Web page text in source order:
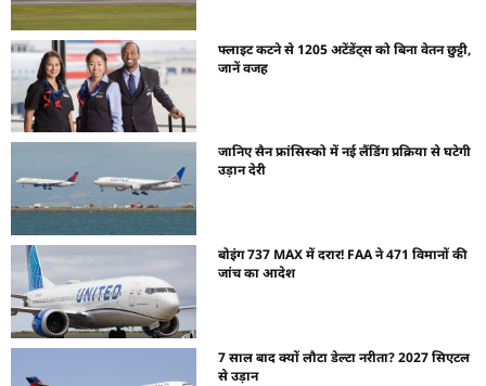
फ्लाइट कटने से 1205 अटेंडेंट्स को बिना वेतन छुट्टी,
जानें वजह
जानिए सैन फ्रांसिस्को में नई लैंडिंग प्रक्रिया से घटेगी
उड़ान देरी
बोइंग 737 MAX में दरार! FAA ने 471 विमानों की
जांच का आदेश
7 साल बाद क्यों लौटा डेल्टा नरीता? 2027 सिएटल
से उड़ान